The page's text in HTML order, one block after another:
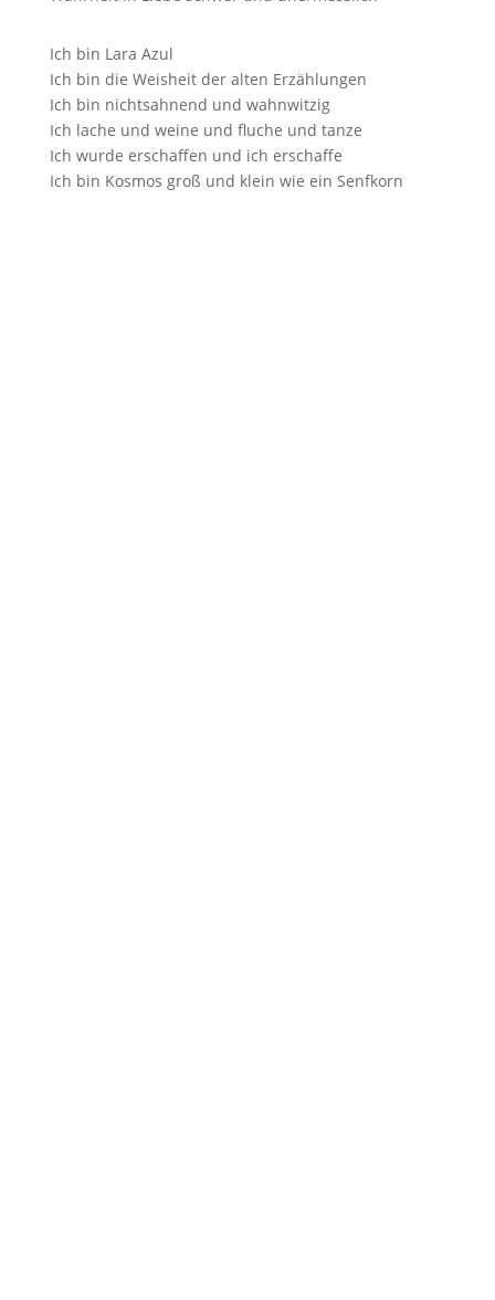
Ich bin Lara Azul
Ich bin die Weisheit der alten Erzählungen
Ich bin nichtsahnend und wahnwitzig
Ich lache und weine und fluche und tanze
Ich wurde erschaffen und ich erschaffe
Ich bin Kosmos groß und klein wie ein Senfkorn